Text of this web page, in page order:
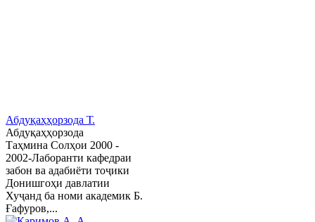
Абдуқаҳҳорзода Т.
Абдуқаҳҳорзода
Таҳмина Солҳои 2000 -
2002-Лаборанти кафедраи
забон ва адабиёти тоҷики
Донишгоҳи давлатии
Хуҷанд ба номи академик Б.
Ғафуров,...